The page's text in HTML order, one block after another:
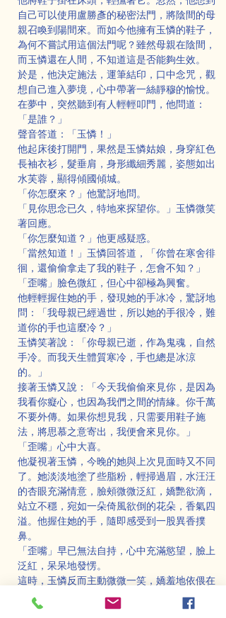
自己可以使用盧勝彥的秘密法門，將陰間的母
親召喚到陽間來。而如今他擁有玉憐的鞋子，
為何不嘗試用這個法門呢？雖然母親在陰間，
而玉憐還在人間，不知道這是否能夠生效。
於是，他決定施法，運筆結印，口中念咒，觀
想自己進入夢境，心中帶著一絲靜穆的愉悅。
在夢中，突然聽到有人輕輕叩門，他問道：
「是誰？」
聲音答道：「玉憐！」
他起床後打開門，果然是玉憐姑娘，身穿紅色
長袖衣衫，髮垂肩，身形纖細秀麗，姿態如出
水芙蓉，顯得傾國傾城。
「你怎麼來？」他驚訝地問。
「見你思念已久，特地來探望你。」玉憐微笑
著回應。
「你怎麼知道？」他更感疑惑。
「當然知道！」玉憐回答道，「你曾在寒舍徘
徊，還偷偷拿走了我的鞋子，怎會不知？」
「歪嘴」臉色微紅，但心中卻極為興奮。
他輕輕握住她的手，發現她的手冰冷，驚訝地
問：「我母親已經過世，所以她的手很冷，難
道你的手也這麼冷？」
玉憐笑著說：「你母親已逝，作為鬼魂，自然
手冷。而我天生體質寒冷，手也總是冰涼
的。」
接著玉憐又說：「今天我偷偷來見你，是因為
我看你癡心，也因為我們之間的情緣。你千萬
不要外傳。如果你想見我，只需要用鞋子施
法，將思慕之意寄出，我便會來見你。」
「歪嘴」心中大喜。
他凝視著玉憐，今晚的她與上次見面時又不同
了。她淡淡地塗了些脂粉，輕掃過眉，水汪汪
的杏眼充滿情意，臉頰微微泛紅，嬌艷欲滴，
站立不穩，宛如一朵倚風欲倒的花朵，香氣四
溢。他握住她的手，隨即感受到一股異香撲
鼻。
「歪嘴」早已無法自持，心中充滿慾望，臉上
泛紅，呆呆地發愣。
這時，玉憐反而主動微微一笑，嬌羞地依偎在
他的懷中。他伸手觸摸，她的身體滑嫩且柔
軟，令人心醉。